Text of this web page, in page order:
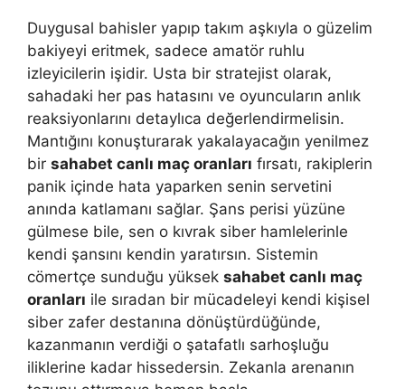
Duygusal bahisler yapıp takım aşkıyla o güzelim
bakiyeyi eritmek, sadece amatör ruhlu
izleyicilerin işidir. Usta bir stratejist olarak,
sahadaki her pas hatasını ve oyuncuların anlık
reaksiyonlarını detaylıca değerlendirmelisin.
Mantığını konuşturarak yakalayacağın yenilmez
bir sahabet canlı maç oranları fırsatı, rakiplerin
panik içinde hata yaparken senin servetini
anında katlamanı sağlar. Şans perisi yüzüne
gülmese bile, sen o kıvrak siber hamlelerinle
kendi şansını kendin yaratırsın. Sistemin
cömertçe sunduğu yüksek sahabet canlı maç
oranları ile sıradan bir mücadeleyi kendi kişisel
siber zafer destanına dönüştürdüğünde,
kazanmanın verdiği o şatafatlı sarhoşluğu
iliklerine kadar hissedersin. Zekanla arenanın